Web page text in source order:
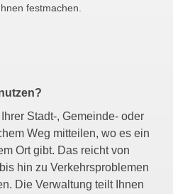
festmachen.
Stadt-, Gemeinde- oder
Weg mitteilen, wo es ein
Ort gibt. Das reicht von
hin zu Verkehrsproblemen
Die Verwaltung teilt Ihnen